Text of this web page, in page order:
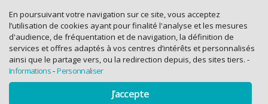
En poursuivant votre navigation sur ce site, vous acceptez
l’utilisation de cookies ayant pour finalité l'analyse et les mesures
d'audience, de fréquentation et de navigation, la définition de
services et offres adaptés à vos centres d’intérêts et personnalisés
ainsi que le partage vers, ou la redirection depuis, des sites tiers. -
Informations-Personnaliser
J’accepte